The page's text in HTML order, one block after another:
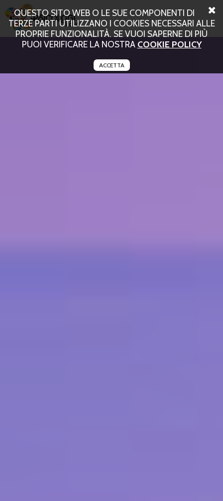
QUESTO SITO WEB O LE SUE COMPONENTI DI
TERZE PARTI UTILIZZANO I COOKIES NECESSARI ALLE
PROPRIE FUNZIONALITÀ. SE VUOI SAPERNE DI PIÙ
PUOI VERIFICARE LA NOSTRA COOKIE POLICY
ACCETTA